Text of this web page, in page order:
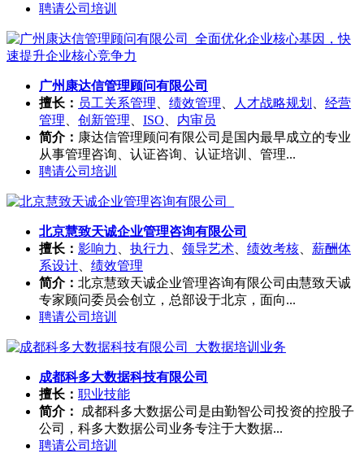
聘请公司培训
广州康达信管理顾问有限公司
擅长： 员工关系管理 绩效管理 人才战略规划
经营
管理
创新管理 ISO
内审员
简介： 康达信管理顾问有限公司是国内最早成立的专业
从事管理咨询、认证咨询、认证培训、管理...
聘请公司培训
北京慧致天诚企业管理咨询有限公司
擅长： 影响力 执行力 领导艺术 绩效考核
薪酬体
系设计
绩效管理
简介： 北京慧致天诚企业管理咨询有限公司由慧致天诚
专家顾问委员会创立，总部设于北京，面向...
聘请公司培训
成都科多大数据科技有限公司
擅长： 职业技能
简介：
成都科多大数据公司是由勤智公司投资的控股子
公司，科多大数据公司业务专注于大数据...
聘请公司培训